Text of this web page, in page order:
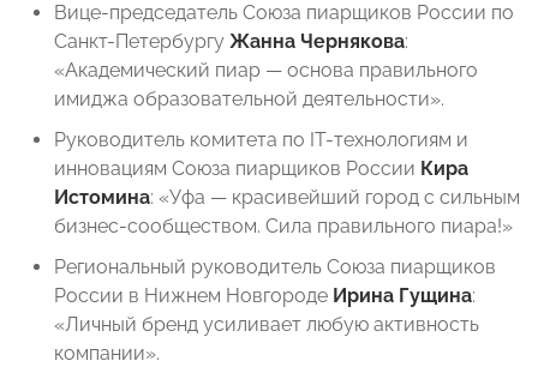
Вице-председатель Союза пиарщиков России по
Санкт-Петербургу Жанна Чернякова:
«Академический пиар — основа правильного
имиджа образовательной деятельности».
Руководитель комитета по IT-технологиям и
инновациям Союза пиарщиков России Кира
Истомина: «Уфа — красивейший город с сильным
бизнес-сообществом. Сила правильного пиара!»
Региональный руководитель Союза пиарщиков
России в Нижнем Новгороде Ирина Гущина:
«Личный бренд усиливает любую активность
компании».